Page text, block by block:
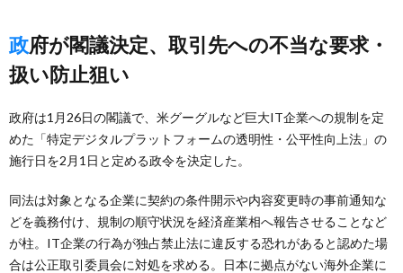
政府が閣議決定、取引先への不当な要求・
扱い防止狙い
政府は1月26日の閣議で、米グーグルなど巨大IT企業への規制を定
めた「特定デジタルプラットフォームの透明性・公平性向上法」の
施行日を2月1日と定める政令を決定した。
同法は対象となる企業に契約の条件開示や内容変更時の事前通知な
どを義務付け、規制の順守状況を経済産業相へ報告させることなど
が柱。IT企業の行為が独占禁止法に違反する恐れがあると認めた場
合は公正取引委員会に対処を求める。日本に拠点がない海外企業に